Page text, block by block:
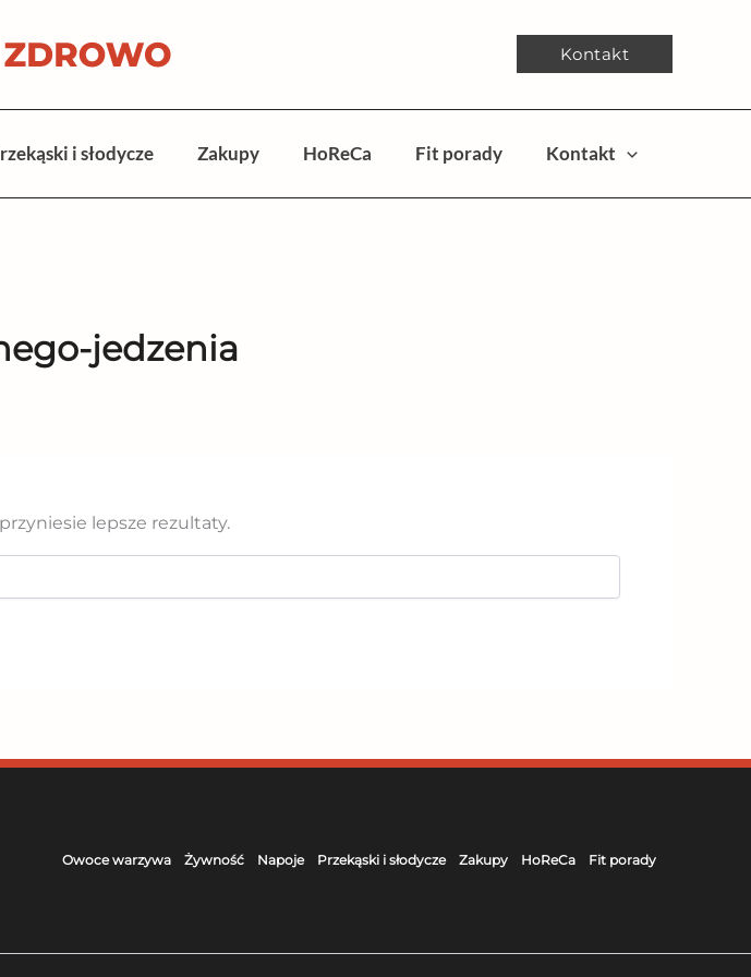
Kontakt
i słodycze Zakupy HoReCa Fit porady Kontakt
jedzenia
lepsze rezultaty.
Owoce warzywa Żywność Napoje Przekąski i słodycze Zakupy HoReCa Fit porady